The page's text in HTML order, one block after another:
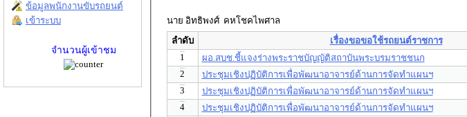
ข้อมูลพนักงานขับรถยนต์
เข้าระบบ
จำนวนผู้เข้าชม
นาย อิทธิพงศ์ คหโชคไพศาล
ลำดับ
เรื่องขอขอใช้รถยนต์ราชการ
1
ผอ.สบช.ชี้แจงร่างพระราชบัญญัติสถาบันพระบรมราชชนก
2
ประชุมเชิงปฏิบัติการเพื่อพัฒนาอาจารย์ด้านการจัดทำแผนฯ
3
ประชุมเชิงปฏิบัติการเพื่อพัฒนาอาจารย์ด้านการจัดทำแผนฯ
4
ประชุมเชิงปฏิบัติการเพื่อพัฒนาอาจารย์ด้านการจัดทำแผนฯ